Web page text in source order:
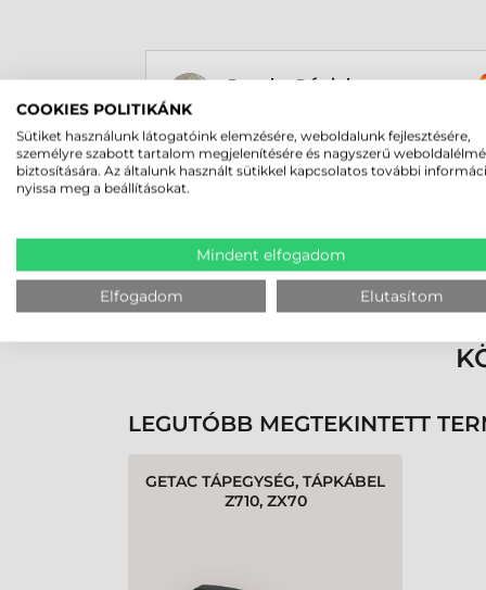
Rucska Dániel
Rendben volt a rendelésem
Olvass tovább
LEGUTÓBB MEGTEKINTETT
GETAC TÁPEGYSÉG, TÁPKÁBEL
Z710, ZX70
COOKIES POLITIKÁNK
Sütiket használunk látogatóink elemzésére, weboldalunk fejlesztésére,
személyre szabott tartalom megjelenítésére és nagyszerű
biztosítására. Az általunk használt sütikkel kapcsolatos további
nyissa meg a beállításokat.
Mindent elfogadom
Elfogadom Elutasítom